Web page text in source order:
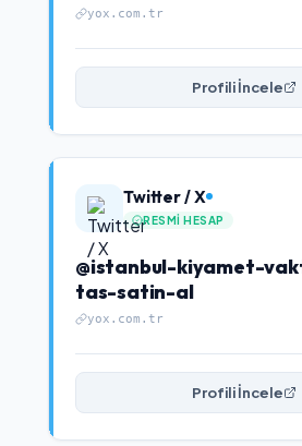
yox.com.tr
Profili İncele
Twitter / X
RESMI HESAP
@istanbul-kiyamet-
tas-satin-al
yox.com.tr
Profili İncele